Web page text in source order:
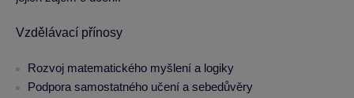
Vzdělávací přínosy
Rozvoj matematického myšlení a logiky
Podpora samostatného učení a sebedůvěry